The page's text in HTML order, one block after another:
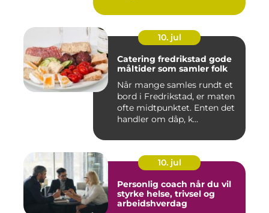
10. jul
Catering fredrikstad gode
måltider som samler folk
Når mange samles rundt et
bord i Fredrikstad, er maten
ofte midtpunktet. Enten det
handler om dåp, k...
10. jul
Personlig coach når du vil
styrke helse, trivsel og
arbeidshverdag